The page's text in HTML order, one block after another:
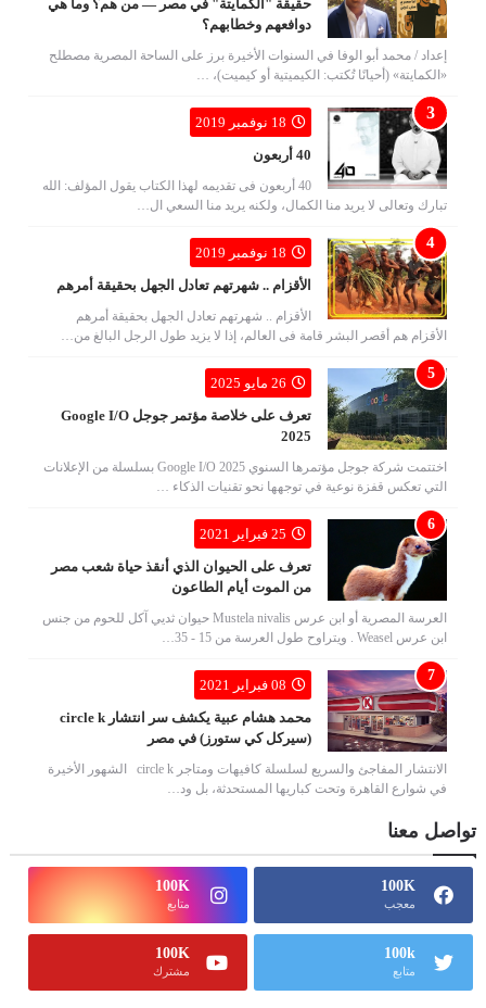
حقيقة "الكمايتة" في مصر — من هم؟ وما هي
دوافعهم وخطابهم؟
إعداد / محمد أبو الوفا في السنوات الأخيرة برز على الساحة المصرية مصطلح
«الكمايتة» (أحيانًا تُكتب: الكيميتية أو كيميت)، …
18 نوفمبر 2019
40 أربعون
40 أربعون فى تقديمه لهذا الكتاب يقول المؤلف: الله
تبارك وتعالى لا يريد منا الكمال، ولكنه يريد منا السعي ال…
18 نوفمبر 2019
الأقزام .. شهرتهم تعادل الجهل بحقيقة أمرهم
الأقزام .. شهرتهم تعادل الجهل بحقيقة أمرهم
الأقزام هم أقصر البشر قامة فى العالم، إذا لا يزيد طول الرجل البالغ من…
26 مايو 2025
تعرف على خلاصة مؤتمر جوجل Google I/O
2025
اختتمت شركة جوجل مؤتمرها السنوي Google I/O 2025 بسلسلة من الإعلانات
التي تعكس قفزة نوعية في توجهها نحو تقنيات الذكاء …
25 فبراير 2021
تعرف على الحيوان الذي أنقذ حياة شعب مصر
من الموت أيام الطاعون
العرسة المصرية أو ابن عرس Mustela nivalis حيوان ثديي آكل للحوم من جنس
ابن عرس Weasel . ويتراوح طول العرسة من 15 - 35…
08 فبراير 2021
محمد هشام عبية يكشف سر انتشار circle k
(سيركل كي ستورز) في مصر
الانتشار المفاجئ والسريع لسلسلة كافيهات ومتاجر circle k الشهور الأخيرة
في شوارع القاهرة وتحت كباريها المستحدثة، بل ود…
تواصل معنا
100K
معجب
100K
متابع
100k
متابع
100K
مشترك